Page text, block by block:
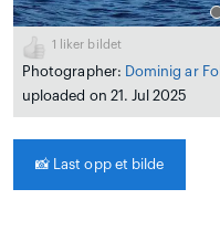
1 liker bildet
Photographer: Dominig ar Foll
uploaded on 21. Jul 2025
📸 Last opp et bilde